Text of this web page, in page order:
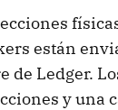
están
de Ledger.
y una